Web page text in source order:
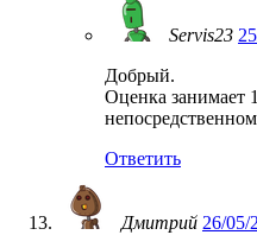
Servis23
Добрый.
Оценка занимает
Ответить
Дмитрий 26/05/